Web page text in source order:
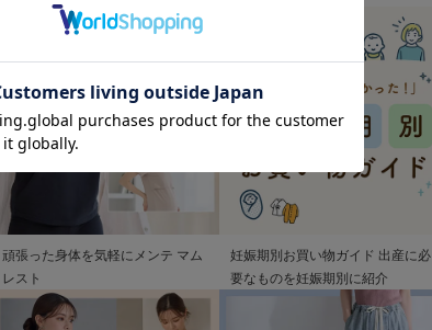
頑張った身体を気軽にメンテ マム
レスト
妊娠期別お買い物ガイド 出産に必
要なものを妊娠期別に紹介